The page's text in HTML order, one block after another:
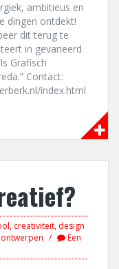
ambitieus en
dingen ontdekt!
dit terug te
in gevarieerd
Grafisch
Contact:
index.html
, creativiteit, design
ontwerpen
Een